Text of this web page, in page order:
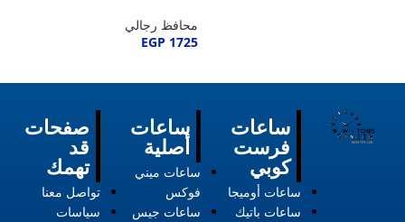
محافظ رجالي
EGP 1725
صفحات
قد
تهمك
تواصل معنا
سياسات
ساعات
أصلية
ساعات ميني
فوكس
ساعات جيس
ساعات
فرست
كوبي
ساعات أوميجا
ساعات باتيك